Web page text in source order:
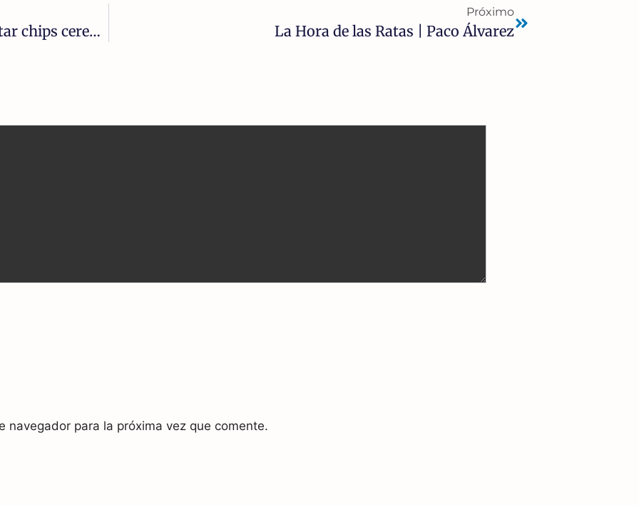
Elon Musk asegura que empezará a implantar chips cerebrales en humanos en 2022
Próximo
La Hora de las Ratas | Paco Álvarez
para la próxima vez que comente.